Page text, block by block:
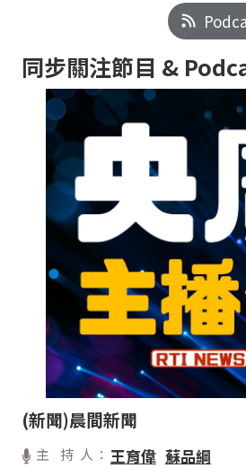
同步關注節目 &
(新聞)晨間新聞
主 持 人： 王育偉 蘇品綱